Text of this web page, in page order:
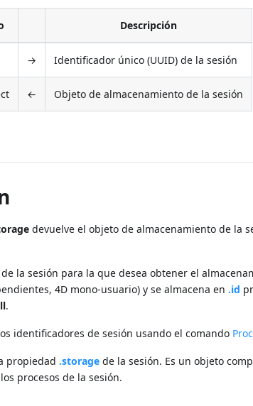
Descripción
→ Identificador único (UUID) de la sesión
← Objeto de almacenamiento de la sesión
devuelve el objeto de almacenamiento de la
la sesión para la que desea obtener el
4D mono-usuario) y se almacena en .id
.
identificadores de sesión usando el comando
propiedad .storage de la sesión. Es un objeto
procesos de la sesión.